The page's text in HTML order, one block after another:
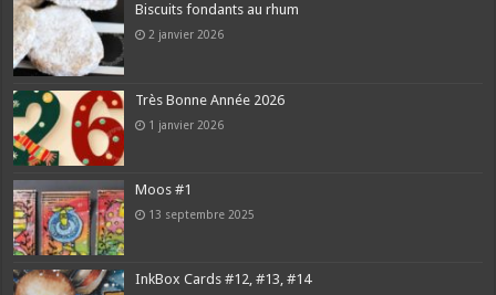
Biscuits fondants au rhum
2 janvier 2026
Très Bonne Année 2026
1 janvier 2026
Moos #1
13 septembre 2025
InkBox Cards #12, #13, #14